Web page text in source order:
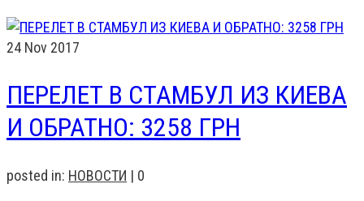
24 Nov 2017
ПЕРЕЛЕТ В СТАМБУЛ ИЗ КИЕВА
И ОБРАТНО: 3258 ГРН
posted in: НОВОСТИ | 0